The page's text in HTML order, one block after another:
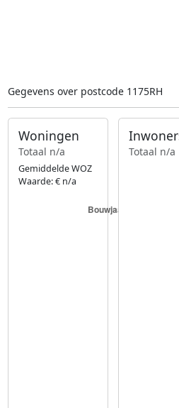
Gegevens over postcode 1175RH
Woningen
Totaal n/a
Gemiddelde WOZ
Waarde: € n/a
Totaal n/a